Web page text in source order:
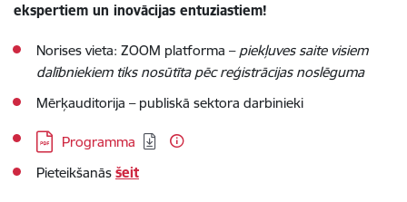
ekspertiem un inovācijas entuziastiem!
Norises vieta: ZOOM platforma – piekļuves saite visiem
dalībniekiem tiks nosūtīta pēc reģistrācijas noslēguma
Mērķauditorija – publiskā sektora darbinieki
Lejupielādēt:
Programma
Pieteikšanās šeit